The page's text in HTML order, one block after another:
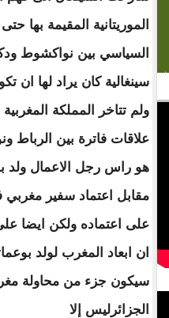
الموريتانية المقيمة
السياسي بين نواكشوط
سينغالية كان يراد لها ان
ولم تتاخر المملكة
علاقات فاترة بين الرباط
هو راس رجل الاعمال ولد
مقابل اعتماد سفير
على اعتماده ولكن ايضا
ان ابعاد المغرب لولد
سيكون جزء من محاولة
الجزائرليس إلا